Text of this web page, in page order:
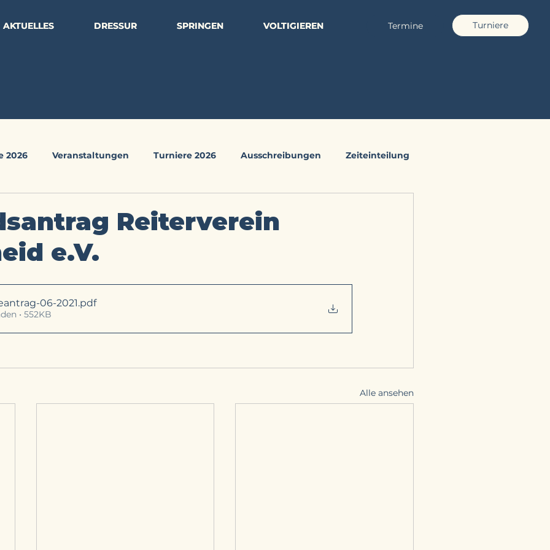
AKTUELLES DRESSUR SPRINGEN VOLTIGIEREN Termine Turniere
AKTUELLES DRESSUR SPRINGEN VOLTIGIEREN
2026 Veranstaltungen Turniere 2026 Ausschreibungen Zeiteinteilung
Reiterverein
e.V.
06-2021.pdf
• 552KB
Alle ansehen